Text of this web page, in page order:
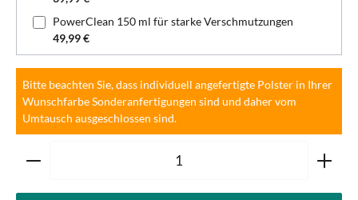
PowerClean 150 ml für starke Verschmutzungen
49,99 €
Bitte beachten Sie, dass individuell angefertigte Polster in Ihrer
Wunschfarbe Sonderanfertigungen sind und daher vom
Umtausch ausgeschlossen sind.
Produkt Anzahl: Gib den gewünschten Wert ein oder